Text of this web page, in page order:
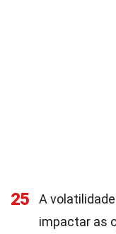
25
A
impactar as